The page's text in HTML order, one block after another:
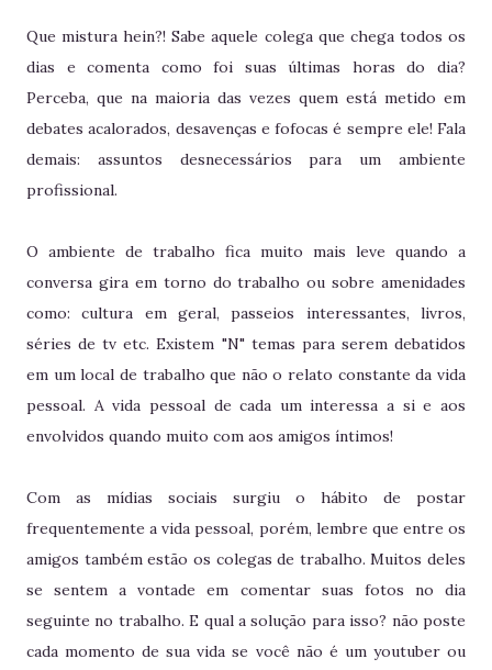
Que mistura hein?! Sabe aquele colega que chega todos os
dias e comenta como foi suas últimas horas do dia?
Perceba, que na maioria das vezes quem está metido em
debates acalorados, desavenças e fofocas é sempre ele! Fala
demais: assuntos desnecessários para um ambiente
profissional.
O ambiente de trabalho fica muito mais leve quando a
conversa gira em torno do trabalho ou sobre amenidades
como: cultura em geral, passeios interessantes, livros,
séries de tv etc. Existem "N" temas para serem debatidos
em um local de trabalho que não o relato constante da vida
pessoal. A vida pessoal de cada um interessa a si e aos
envolvidos quando muito com aos amigos íntimos!
Com as mídias sociais surgiu o hábito de postar
frequentemente a vida pessoal, porém, lembre que entre os
amigos também estão os colegas de trabalho. Muitos deles
se sentem a vontade em comentar suas fotos no dia
seguinte no trabalho. E qual a solução para isso? não poste
cada momento de sua vida se você não é um youtuber ou